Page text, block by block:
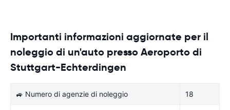
Importanti informazioni aggiornate per il
noleggio di un'auto presso Aeroporto di
Stuttgart-Echterdingen
🚙 Numero di agenzie di noleggio 18